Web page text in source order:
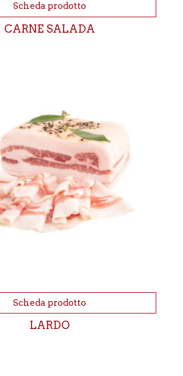
Scheda prodotto
CARNE SALADA
Scheda prodotto
LARDO